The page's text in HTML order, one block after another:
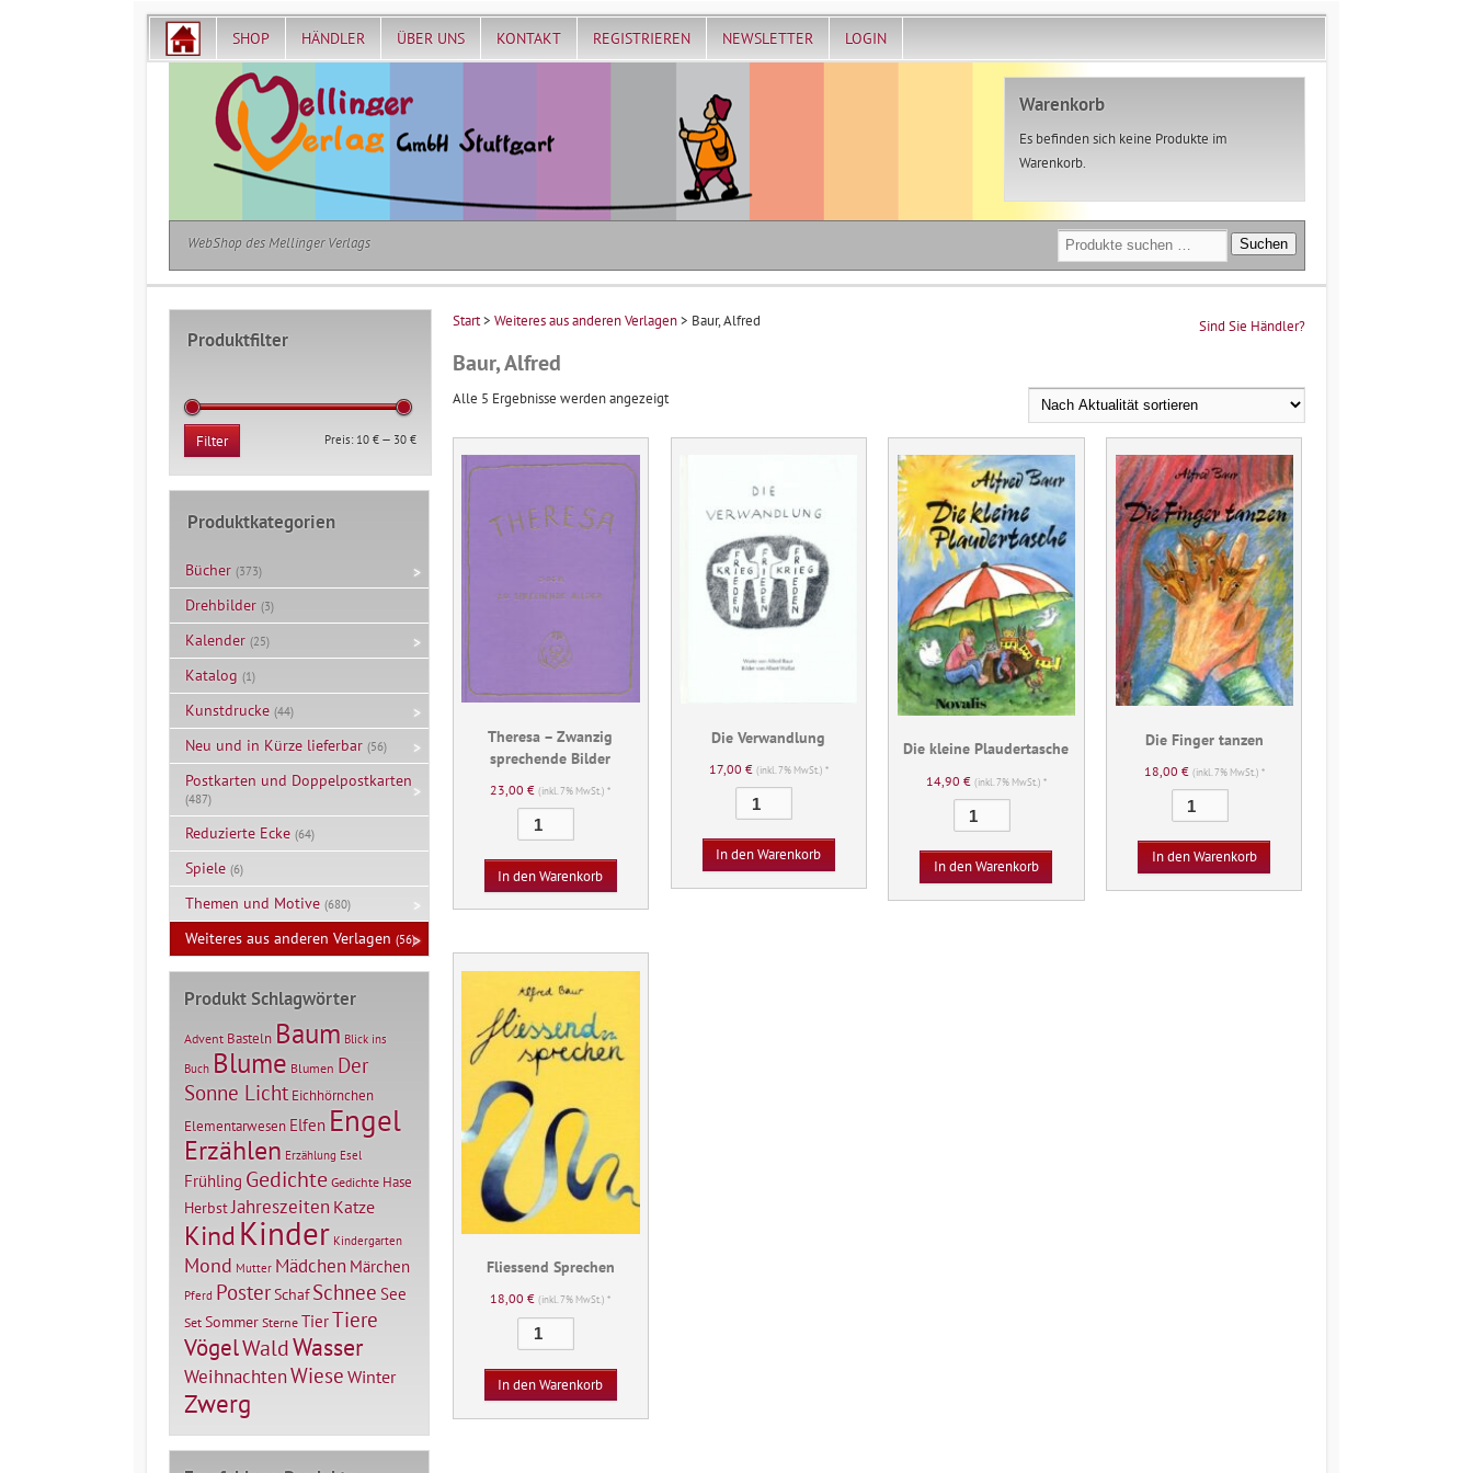
SHOP HÄNDLER ÜBER UNS KONTAKT REGISTRIEREN NEWSLETTER LOGIN
Warenkorb
Es befinden sich keine Produkte im
Warenkorb.
WebShop des Mellinger Verlags
Suchen
nach:
Suchen
Start> Weiteres aus anderen Verlagen> Baur, Alfred Sind Sie Händler?
Baur, Alfred
Alle 5 Ergebnisse werden angezeigtNach
Theresa – Zwanzig
sprechende Bilder
23,00€ (inkl. 7% MwSt.) *
-
Zwanzig
sprechende
Bilder
In den Warenkorb
Die Verwandlung
17,00 € (inkl. 7% MwSt.) *
Verwandlung
Menge
In den Warenkorb
Die kleine Plaudertasche
14,90 € (inkl. 7% MwSt.) *
kleine
Plaudertasche
Menge
In den Warenkorb
Die Finger tanzen
18,00 € (inkl. 7% MwSt.) *
Finger
tanzen
Menge
In den Warenkorb
Fliessend Sprechen
18,00€ (inkl. 7% MwSt.) *
Sprechen
Menge
In den Warenkorb
Produktfilter
Min.
Max.
Filter Preis: 10 € — 30 €
Produktkategorien
Bücher (373)
Drehbilder (3)
Kalender (25)
Katalog (1)
Kunstdrucke (44)
Neu und in Kürze lieferbar (56)
Postkarten und Doppelpostkarten
(487)
Reduzierte Ecke (64)
Spiele (6)
Themen und Motive (680)
Weiteres aus anderen Verlagen (56)
Produkt Schlagwörter
Advent Basteln Baum Blick ins
Buch Blume Blumen Der
Sonne Licht Eichhörnchen
Elementarwesen Elfen Engel
Erzählen Erzählung Esel
Frühling Gedichte Gedichte Hase
HerbstJahreszeiten Katze
KindKinder Kindergarten
Mond Mutter Mädchen Märchen
Pferd PosterSchaf Schnee See
Set Sommer Sterne TierTiere
VögelWaldWasser
WeihnachtenWiese Winter
Zwerg